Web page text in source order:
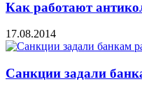
Как работают
17.08.2014
Санкции задали